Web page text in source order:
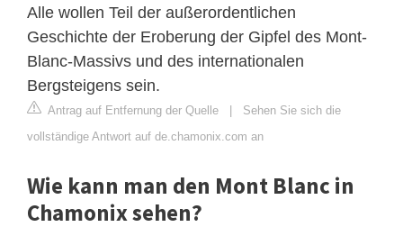
Alle wollen Teil der außerordentlichen
Geschichte der Eroberung der Gipfel des Mont-
Blanc-Massivs und des internationalen
Bergsteigens sein.
Antrag auf Entfernung der Quelle | Sehen Sie sich die
vollständige Antwort auf de.chamonix.com an
Wie kann man den Mont Blanc in
Chamonix sehen?